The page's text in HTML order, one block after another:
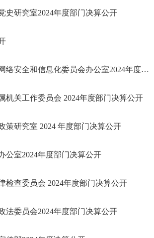
史研究室2024年度部门决算公开
中共辽宁省朝阳市委网络安全和信息化委员会办公室2024年度部门决算
机关工作委员会 2024年度部门决算公开
策研究室 2024 年度部门决算公开
公室2024年度部门决算公开
检查委员会 2024年度部门决算公开
法委员会2024年度部门决算公开